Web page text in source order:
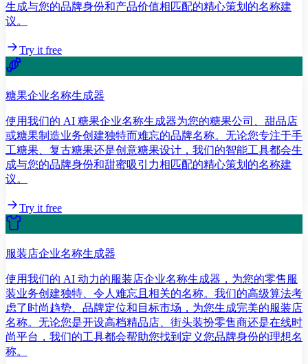
生成与您的品牌身份和产品价值相匹配的精心策划的名称建
议。
Try it free
糖果企业名称生成器
使用我们的 AI 糖果企业名称生成器为您的糖果公司、甜品店
或糖果制造业务创建独特而难忘的品牌名称。无论您专注于手
工糖果、复古糖果还是创意糖果设计，我们的智能工具都会生
成与您的品牌身份和甜蜜吸引力相匹配的精心策划的名称建
议。
Try it free
服装店企业名称生成器
使用我们的 AI 动力的服装店企业名称生成器，为您的零售服
装业务创建独特、令人难忘且相关的名称。我们的高级算法考
虑了时尚趋势、品牌定位和目标市场，为您生成完美的服装店
名称。无论您是开设高档精品店、街头装扮零售商还是在线时
尚平台，我们的工具都会帮助您找到定义您品牌身份的理想名
称。